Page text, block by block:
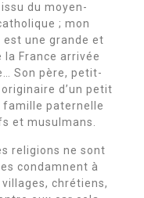
du moyen-
; mon
est une grande et
France arrivée
Son père, petit-
d’un petit
famille paternelle
et musulmans.
religions ne sont
condamnent à
chrétiens,